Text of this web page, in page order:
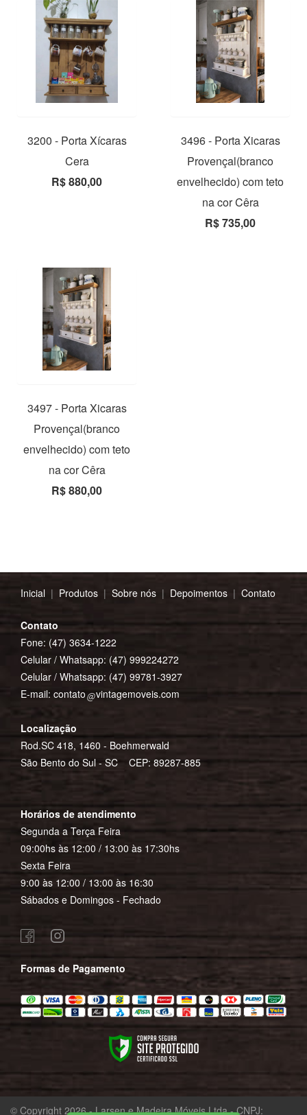
3200 - Porta Xícaras
Cera
R$ 880,00
3496 - Porta Xicaras
Provençal(branco
envelhecido) com teto
na cor Cêra
R$ 735,00
3497 - Porta Xicaras
Provençal(branco
envelhecido) com teto
na cor Cêra
R$ 880,00
Inicial | Produtos | Sobre nós | Depoimentos | Contato
Contato
Fone: (47) 3634-1222
Celular / Whatsapp: (47) 999224272
Celular / Whatsapp: (47) 99781-3927
E-mail: contato vintagemoveis.com
Localização
Rod.SC 418, 1460 - Boehmerwald
São Bento do Sul - SC CEP: 89287-885
Horários de atendimento
Segunda a Terça Feira
09:00hs às 12:00 / 13:00 às 17:30hs
Sexta Feira
9:00 às 12:00 / 13:00 às 16:30
Sábados e Domingos - Fechado
Formas de Pagamento
© Copyright 2026 - Larsen e Madeira Móveis Ltda - CNPJ: